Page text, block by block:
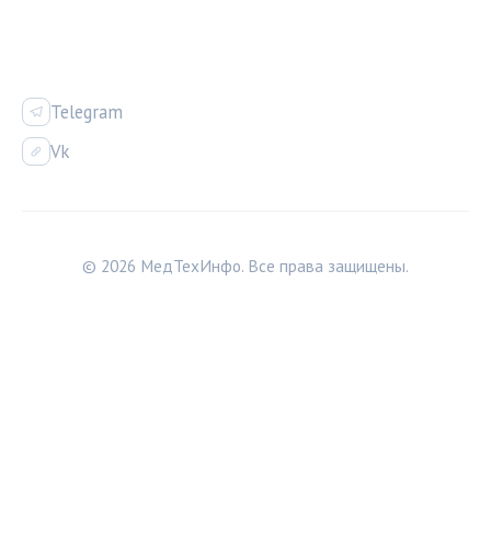
Telegram
Vk
© 2026 МедТехИнфо. Все права защищены.